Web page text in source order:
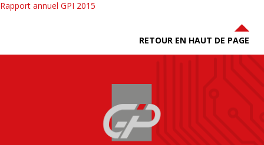
Rapport annuel GPI 2015
RETOUR EN HAUT DE PAGE